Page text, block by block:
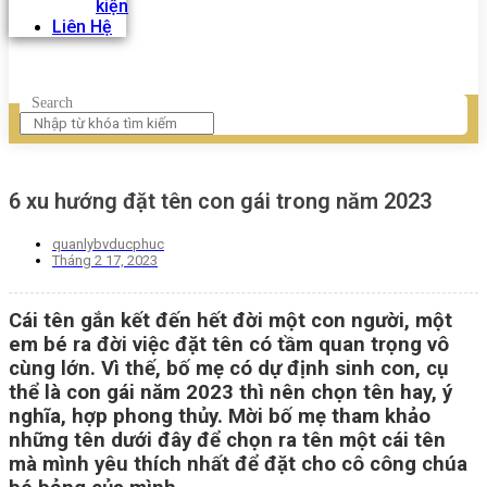
kiện
Liên Hệ
Search
6 xu hướng đặt tên con gái trong năm 2023
quanlybvducphuc
Tháng 2 17, 2023
Cái tên gắn kết đến hết đời một con người, một
em bé ra đời việc đặt tên có tầm quan trọng vô
cùng lớn. Vì thế, bố mẹ có dự định sinh con, cụ
thể là con gái năm 2023 thì nên chọn tên hay, ý
nghĩa, hợp phong thủy. Mời bố mẹ tham khảo
những tên dưới đây để chọn ra tên một cái tên
mà mình yêu thích nhất để đặt cho cô công chúa